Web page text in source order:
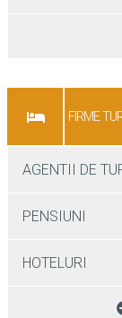
FIRME
AGENTII DE
PENSIUNI
HOTELURI